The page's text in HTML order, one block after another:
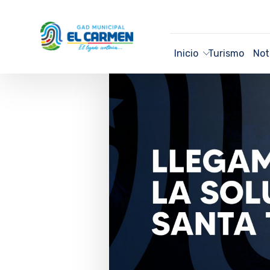
Inicio Turismo